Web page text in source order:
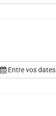
Entre vos dates